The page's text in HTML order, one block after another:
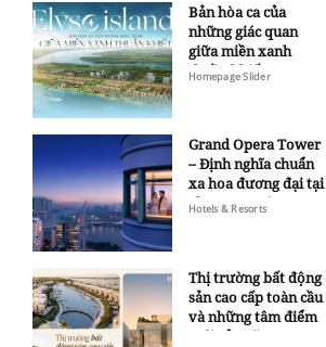
Bản hòa ca của
những giác quan
giữa miền xanh
thuần khiết
Homepage Slider
Grand Opera Tower
– Định nghĩa chuẩn
xa hoa đương đại tại
Sheraton Saigon
Hotels & Resorts
Thị trường bất động
sản cao cấp toàn cầu
và những tâm điểm
mới của năm 2026